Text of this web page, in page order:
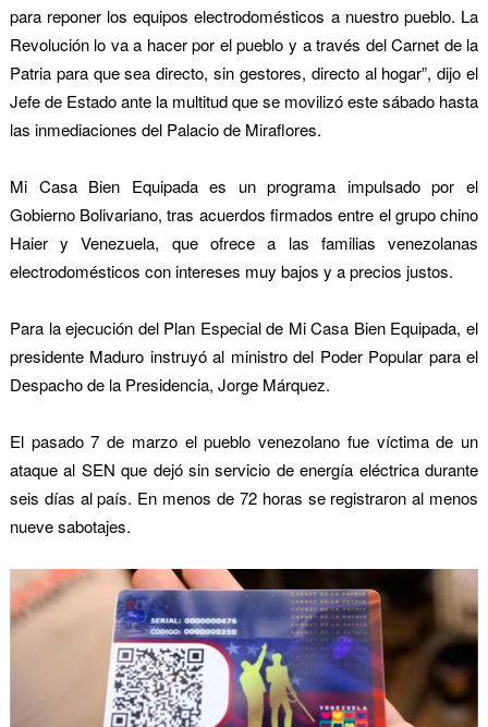
para reponer los equipos electrodomésticos a nuestro pueblo. La
Revolución lo va a hacer por el pueblo y a través del Carnet de la
Patria para que sea directo, sin gestores, directo al hogar”, dijo el
Jefe de Estado ante la multitud que se movilizó este sábado hasta
las inmediaciones del Palacio de Miraflores.
Mi Casa Bien Equipada es un programa impulsado por el
Gobierno Bolivariano, tras acuerdos firmados entre el grupo chino
Haier y Venezuela, que ofrece a las familias venezolanas
electrodomésticos con intereses muy bajos y a precios justos.
Para la ejecución del Plan Especial de Mi Casa Bien Equipada, el
presidente Maduro instruyó al ministro del Poder Popular para el
Despacho de la Presidencia, Jorge Márquez.
El pasado 7 de marzo el pueblo venezolano fue víctima de un
ataque al SEN que dejó sin servicio de energía eléctrica durante
seis días al país. En menos de 72 horas se registraron al menos
nueve sabotajes.